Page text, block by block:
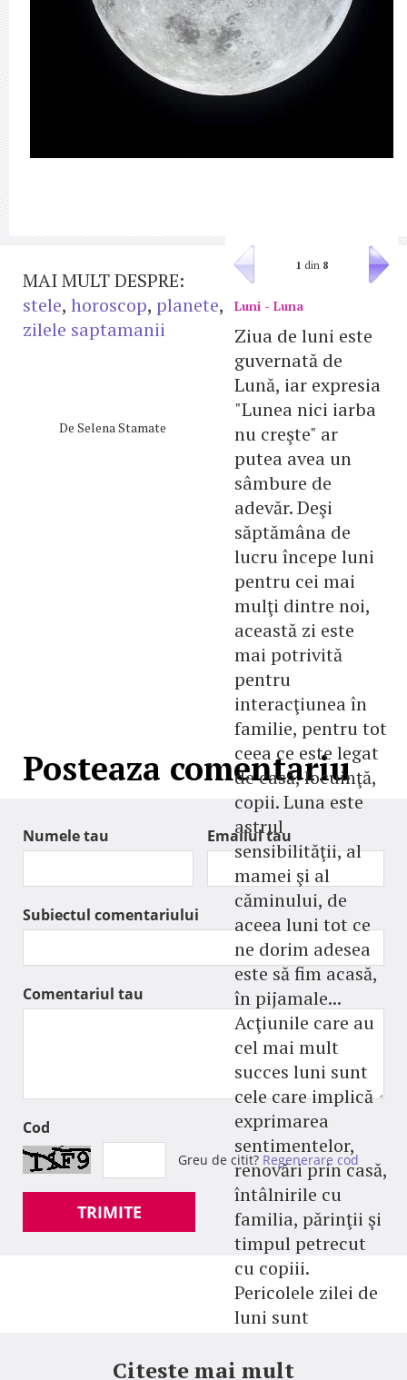
1 din 8
Luni - Luna
Ziua de luni este
guvernată de
Lună, iar expresia
"Lunea nici iarba
nu creşte" ar
putea avea un
sâmbure de
adevăr. Deşi
săptămâna de
lucru începe luni
pentru cei mai
mulţi dintre noi,
această zi este
mai potrivită
pentru
interacţiunea în
familie, pentru tot
ceea ce este legat
de casă, locuinţă,
copii. Luna este
astrul
sensibilităţii, al
mamei şi al
căminului, de
aceea luni tot ce
ne dorim adesea
este să fim acasă,
în pijamale...
Acţiunile care au
cel mai mult
succes luni sunt
cele care implică
exprimarea
sentimentelor,
renovări prin casă,
întâlnirile cu
familia, părinţii şi
timpul petrecut
cu copiii.
Pericolele zilei de
luni sunt
bruşte ale stării
MAI MULT DESPRE:
stele, horoscop, planete,
zilele saptamanii
De Selena Stamate
Posteaza comentariu
Numele tau Emailul tau
Subiectul comentariului
Comentariul tau
Cod
Greu de citit? Regenerare cod
TRIMITE
Citeste mai mult